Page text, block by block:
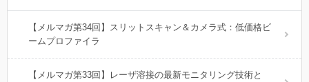
【メルマガ第34回】スリットスキャン＆カメラ式：低価格ビ
ームプロファイラ
【メルマガ第33回】レーザ溶接の最新モニタリング技術と